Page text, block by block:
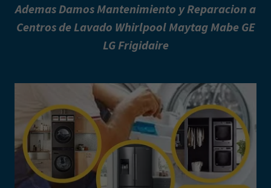
Ademas Damos Mantenimiento y Reparacion a
Centros de Lavado Whirlpool Maytag Mabe GE
LG Frigidaire